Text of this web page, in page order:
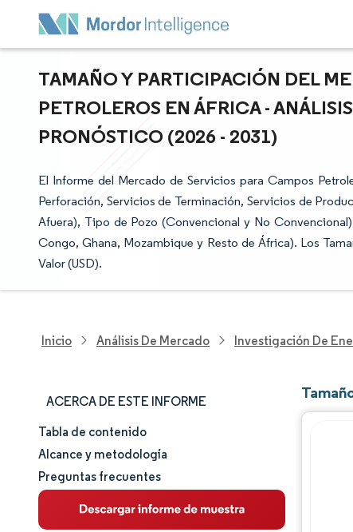
TAMAÑO Y PARTICIPACIÓN DEL
PETROLEROS EN ÁFRICA -
PRONÓSTICO (2026 - 2031)
El Informe del Mercado de Servicios para Campos
Perforación, Servicios de Terminación, Servicios de
Afuera), Tipo de Pozo (Convencional y No
Congo, Ghana, Mozambique y Resto de África). Los
Valor (USD).
Inicio Análisis De Mercado Investigación De
ACERCA DE ESTE INFORME
Tamaño y cuota de mercado
Análisis de mercado
Tendencias e ideas
Tabla de contenido
Alcance y metodología
Preguntas frecuentes